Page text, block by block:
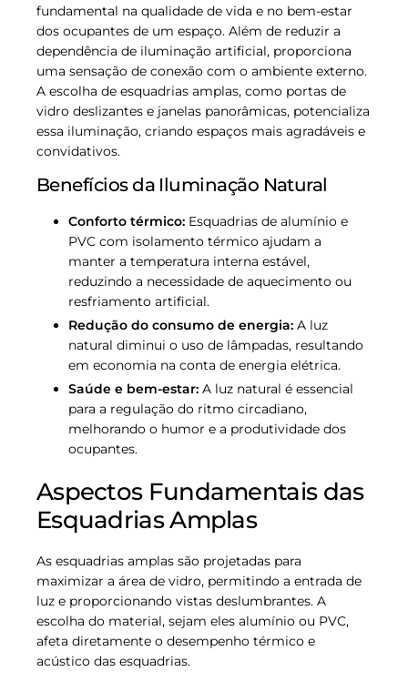
fundamental na qualidade de vida e no bem-estar
dos ocupantes de um espaço. Além de reduzir a
dependência de iluminação artificial, proporciona
uma sensação de conexão com o ambiente externo.
A escolha de esquadrias amplas, como portas de
vidro deslizantes e janelas panorâmicas, potencializa
essa iluminação, criando espaços mais agradáveis e
convidativos.
Benefícios da Iluminação Natural
Conforto térmico: Esquadrias de alumínio e
PVC com isolamento térmico ajudam a
manter a temperatura interna estável,
reduzindo a necessidade de aquecimento ou
resfriamento artificial.
Redução do consumo de energia: A luz
natural diminui o uso de lâmpadas, resultando
em economia na conta de energia elétrica.
Saúde e bem-estar: A luz natural é essencial
para a regulação do ritmo circadiano,
melhorando o humor e a produtividade dos
ocupantes.
Aspectos Fundamentais das
Esquadrias Amplas
As esquadrias amplas são projetadas para
maximizar a área de vidro, permitindo a entrada de
luz e proporcionando vistas deslumbrantes. A
escolha do material, sejam eles alumínio ou PVC,
afeta diretamente o desempenho térmico e
acústico das esquadrias.